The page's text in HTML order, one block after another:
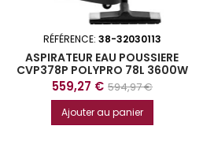
RÉFÉRENCE: 38-32030113
ASPIRATEUR EAU POUSSIERE
CVP378P POLYPRO 78L 3600W
Prix
559,27 € Prix
de
base
594,97 €
Ajouter au panier